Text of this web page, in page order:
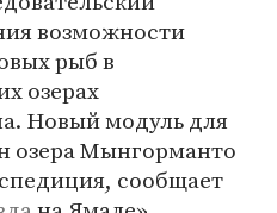
возможности
рыб в
озерах
Новый модуль для
озера Мынгорманто
сообщает